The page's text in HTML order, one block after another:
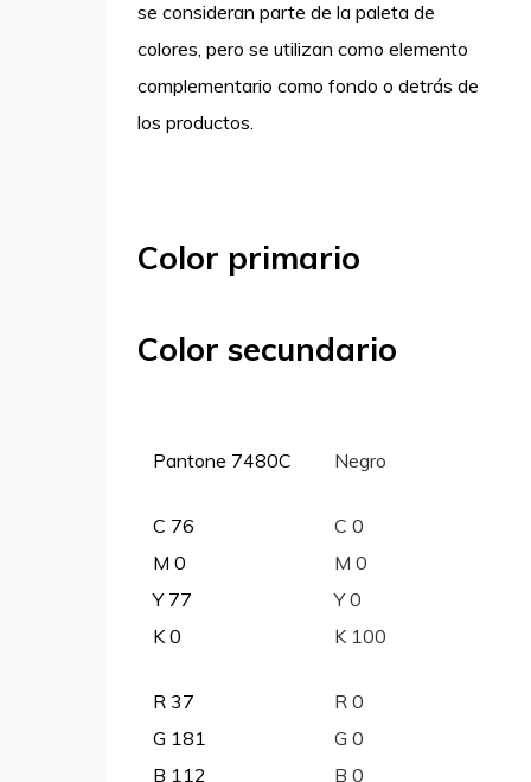
se consideran parte de la paleta de
colores, pero se utilizan como elemento
complementario como fondo o detrás de
los productos.
Color primario
Color secundario
Pantone 7480C
C 76
M 0
Y 77
K 0
R 37
G 181
B 112
Negro
C 0
M 0
Y 0
K 100
R 0
G 0
B 0